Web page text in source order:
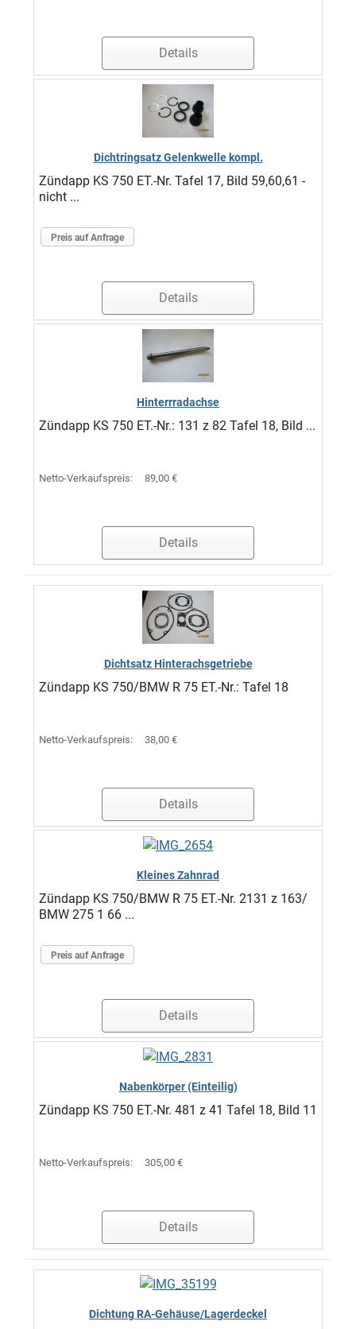
Details
Dichtringsatz Gelenkwelle kompl.
Zündapp KS 750 ET.-Nr. Tafel 17, Bild 59,60,61 -
nicht ...
Preis auf Anfrage
Details
Hinterrradachse
Zündapp KS 750 ET.-Nr.: 131 z 82 Tafel 18, Bild ...
Netto-Verkaufspreis: 89,00 €
Details
Dichtsatz Hinterachsgetriebe
Zündapp KS 750/BMW R 75 ET.-Nr.: Tafel 18
Netto-Verkaufspreis: 38,00 €
Details
Kleines Zahnrad
Zündapp KS 750/BMW R 75 ET.-Nr. 2131 z 163/
BMW 275 1 66 ...
Preis auf Anfrage
Details
Nabenkörper (Einteilig)
Zündapp KS 750 ET.-Nr. 481 z 41 Tafel 18, Bild 11
Netto-Verkaufspreis: 305,00 €
Details
Dichtung RA-Gehäuse/Lagerdeckel